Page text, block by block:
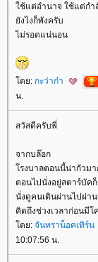
ช้แต่อำนาจ ใช้แต่กำ
ังไงก็พังครับ
ไม่รอดแน่นอน
ดย: กะว่าก๋า
น.
สวัสดีครับพี่
จากบล๊อก
รงบาลตอนนี้น่ากัวมา
ตอนไปนั่งอยู่สตาร์บัค
นั่งดูคนเดินผ่านไปผ่า
คิดถึงช่วงเวลาก่อนมี
ดย: จันทราน็อคเทิร์น
10:07:56 น.